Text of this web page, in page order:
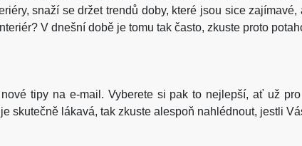
snaží se držet trendů doby, které jsou sice
V dnešní době je tomu tak často, zkuste proto
tipy na e-mail. Vyberete si pak to nejlepší, ať už
skutečně lákavá, tak zkuste alespoň nahlédnout, jestli